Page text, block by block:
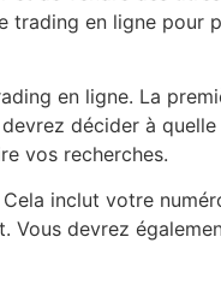
en ligne pour
en ligne. La
décider à
vos recherches.
inclut votre
devrez